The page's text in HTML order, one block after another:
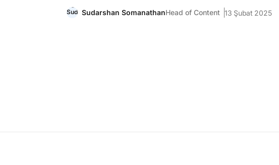
Sudarshan SomanathanHead of Content 13 Şubat 2025